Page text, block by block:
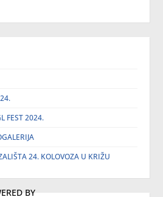
FEST 2024.
24. KOLOVOZA U KRIŽU